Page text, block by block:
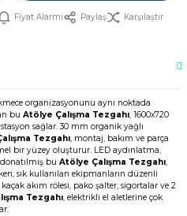
Fiyat Alarmı Paylaş Karşılaştır
organizasyonunu aynı noktada
bu Atölye Çalışma Tezgahı, 1600x720
sağlar. 30 mm organik yağlı
Tezgahı, montaj, bakım ve parça
bir yüzey oluşturur. LED aydınlatma,
bu Atölye Çalışma Tezgahı,
sık kullanılan ekipmanların düzenli
akım rölesi, pako şalter, sigortalar ve 2
Tezgahı, elektrikli el aletlerine çok